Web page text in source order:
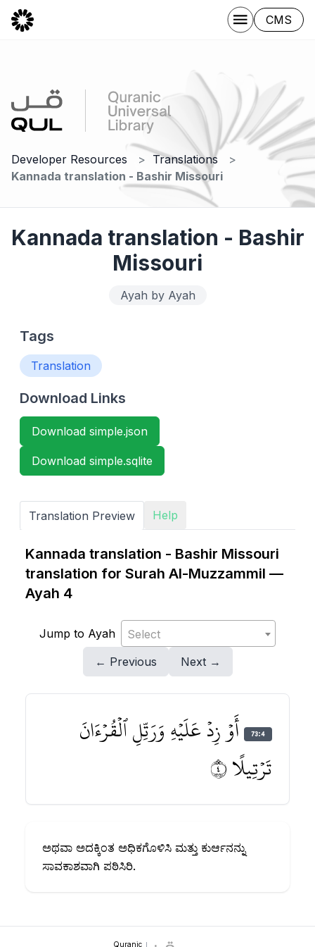
CMS
Developer Resources
Translations
Kannada translation - Bashir Missouri
Kannada translation - Bashir
Missouri
Ayah by Ayah
Tags
Translation
Download Links
Download simple.json
Download simple.sqlite
Translation Preview Help
Kannada translation - Bashir Missouri
translation for Surah Al-Muzzammil —
Ayah 4
Jump to Ayah
Select
← Previous
Next →
73:4
أَوۡ زِدۡ عَلَيۡهِ وَرَتِّلِ ٱلۡقُرۡءَانَ
تَرۡتِيلًا ٤
ಅಥವಾ ಅದಕ್ಕಿಂತ ಅಧಿಕಗೊಳಿಸಿ ಮತ್ತು ಕುರ್ಆನನ್ನು
ಸಾವಕಾಶವಾಗಿ ಪಠಿಸಿರಿ.
Quranic